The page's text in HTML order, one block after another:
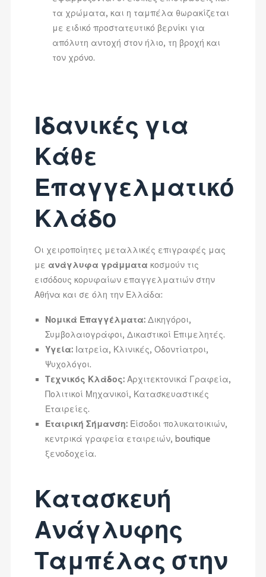
τα χρώματα, και η ταμπέλα θωρακίζεται
με ειδικό προστατευτικό βερνίκι για
απόλυτη αντοχή στον ήλιο, τη βροχή και
τον χρόνο.
Ιδανικές για
Κάθε
Επαγγελματικό
Κλάδο
Οι χειροποίητες μεταλλικές επιγραφές μας
με ανάγλυφα γράμματα κοσμούν τις
εισόδους κορυφαίων επαγγελματιών στην
Αθήνα και σε όλη την Ελλάδα:
Νομικά Επαγγέλματα:Δικηγόροι,
Συμβολαιογράφοι, Δικαστικοί Επιμελητές.
Υγεία:Ιατρεία, Κλινικές, Οδοντίατροι,
Ψυχολόγοι.
Τεχνικός Κλάδος:Αρχιτεκτονικά Γραφεία,
Πολιτικοί Μηχανικοί, Κατασκευαστικές
Εταιρείες.
Εταιρική Σήμανση:Είσοδοι πολυκατοικιών,
κεντρικά γραφεία εταιρειών, boutique
ξενοδοχεία.
Κατασκευή
Ανάγλυφης
Ταμπέλας στην